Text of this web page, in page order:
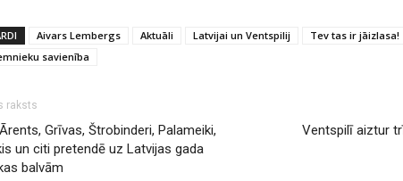
Aivars Lembergs Aktuāli Latvijai un Ventspilij
Tev tas ir jāizlasa!
savienība
raksts
Grīvas, Štrobinderi, Palameiki,
un citi pretendē uz Latvijas gada
balvām
Ventspilī aiztur